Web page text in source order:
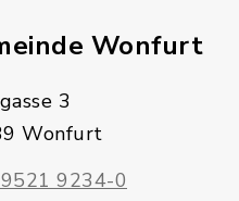
Wonfurt
3
Wonfurt
9234-0